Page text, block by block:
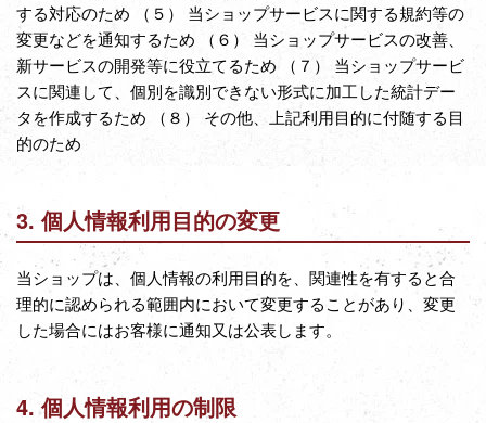
する対応のため （５） 当ショップサービスに関する規約等の
変更などを通知するため （６） 当ショップサービスの改善、
新サービスの開発等に役立てるため （７） 当ショップサービ
スに関連して、個別を識別できない形式に加工した統計デー
タを作成するため （８） その他、上記利用目的に付随する目
的のため
3. 個人情報利用目的の変更
当ショップは、個人情報の利用目的を、関連性を有すると合
理的に認められる範囲内において変更することがあり、変更
した場合にはお客様に通知又は公表します。
4. 個人情報利用の制限